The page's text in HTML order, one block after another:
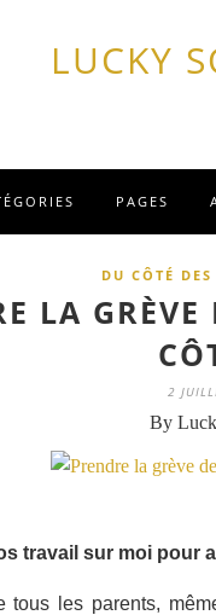
LUCKY
PAGES
DU CÔTÉ
LA
2
By
travail sur moi pour
tous les parents,